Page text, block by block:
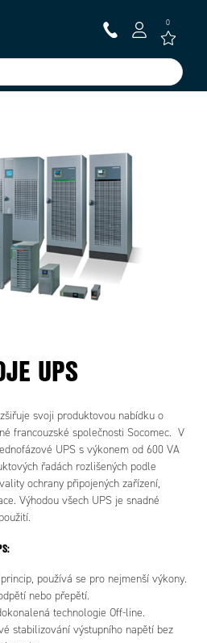
0
UPS
svoji produktovou nabídku o
francouzské společnosti Socomec. V
UPS s výkonem od 600 VA
řadách rozlišených podle
ochrany připojených zařízení,
Výhodou všech UPS je snadné
používá se pro nejmenší výkony.
nebo přepětí.
technologie Off-line.
stabilizování výstupního napětí bez